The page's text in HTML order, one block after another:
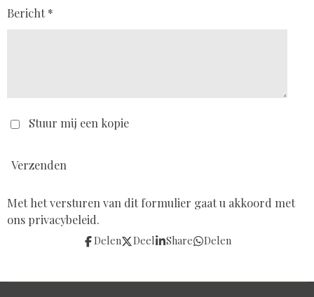
Bericht *
Stuur mij een kopie
Verzenden
Met het versturen van dit formulier gaat u akkoord met
ons privacybeleid.
Delen Deel Share Delen